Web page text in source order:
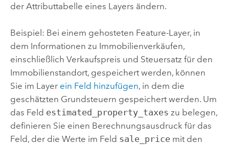
der Attributtabelle eines Layers ändern.
Beispiel: Bei einem gehosteten Feature-Layer, in
dem Informationen zu Immobilienverkäufen,
einschließlich Verkaufspreis und Steuersatz für den
Immobilienstandort, gespeichert werden, können
Sie im Layer ein Feld hinzufügen, in dem die
geschätzten Grundsteuern gespeichert werden. Um
das Feld estimated_property_taxes zu belegen,
definieren Sie einen Berechnungsausdruck für das
Feld, der die Werte im Feld sale_pricemit den